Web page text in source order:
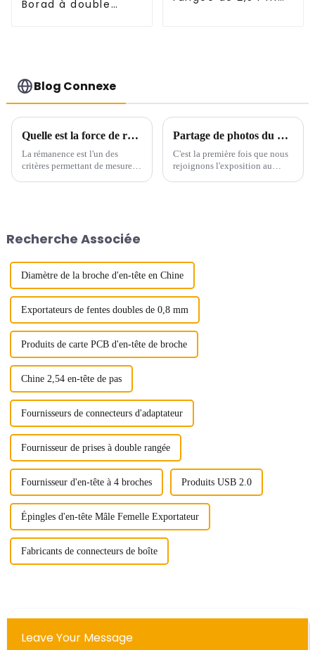
Borad à double
Blog Connexe
Quelle est la force de rétention du connecteur
La rémanence est l'un des
critères permettant de mesurer
Partage de photos du CEIT&ECPE au Vietnam
C'est la première fois que nous
rejoignons l'exposition au
Recherche Associée
Diamètre de la broche d'en-tête en Chine
Exportateurs de fentes doubles de 0,8 mm
Produits de carte PCB d'en-tête de broche
Chine 2,54 en-tête de pas
Fournisseurs de connecteurs d'adaptateur
Fournisseur de prises à double rangée
Fournisseur d'en-tête à 4 broches Produits USB 2.0
Épingles d'en-tête Mâle Femelle Exportateur
Fabricants de connecteurs de boîte
Leave Your Message